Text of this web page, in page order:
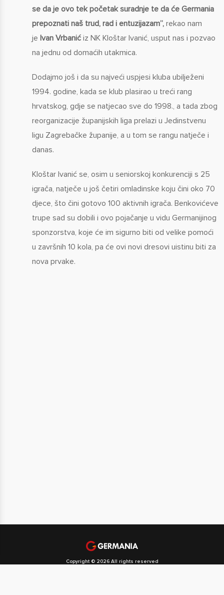
se da je ovo tek početak suradnje te da će Germania
prepoznati naš trud, rad i entuzijazam”,rekao nam
je Ivan Vrbanićiz NK Kloštar Ivanić, usput nas i pozvao
na jednu od domaćih utakmica.
Dodajmo još i da su najveći uspjesi kluba ubilježeni
1994. godine, kada se klub plasirao u treći rang
hrvatskog, gdje se natjecao sve do 1998., a tada zbog
reorganizacije županijskih liga prelazi u Jedinstvenu
ligu Zagrebačke županije, a u tom se rangu natječe i
danas.
​Kloštar Ivanić se, osim u seniorskoj konkurenciji s 25
igrača, natječe u još četiri omladinske koju čini oko 70
djece, što čini gotovo 100 aktivnih igrača. Benkovićeve
trupe sad su dobili i ovo pojačanje u vidu Germanijinog
sponzorstva, koje će im sigurno biti od velike pomoći
u završnih 10 kola, pa će ovi novi dresovi uistinu biti za
nova prvake.
Copyright © 2026 All rights reserved